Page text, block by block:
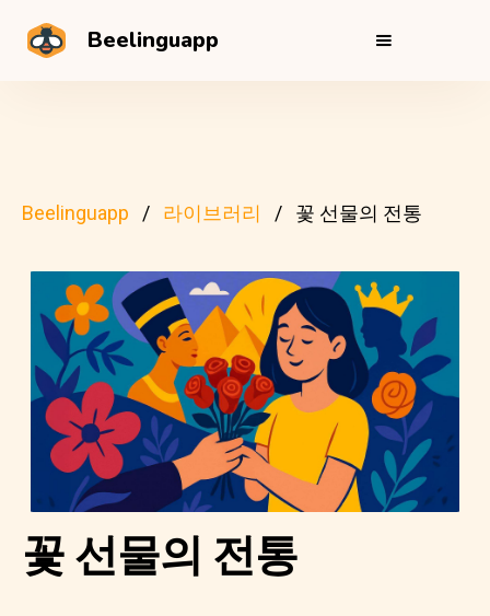
Beelinguapp
Beelinguapp 라이브러리 꽃 선물의 전통
꽃 선물의 전통